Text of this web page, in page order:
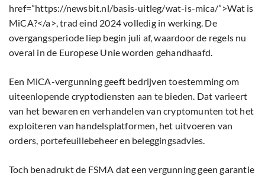
href=”https://newsbit.nl/basis-uitleg/wat-is-mica/”>Wat is
MiCA?</a>, trad eind 2024 volledig in werking. De
overgangsperiode liep begin juli af, waardoor de regels nu
overal in de Europese Unie worden gehandhaafd.
Een MiCA-vergunning geeft bedrijven toestemming om
uiteenlopende cryptodiensten aan te bieden. Dat varieert
van het bewaren en verhandelen van cryptomunten tot het
exploiteren van handelsplatformen, het uitvoeren van
orders, portefeuillebeheer en beleggingsadvies.
Toch benadrukt de FSMA dat een vergunning geen garantie